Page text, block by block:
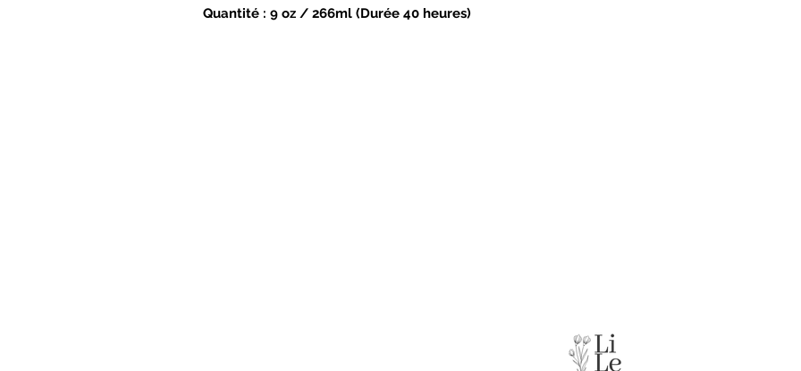
Quantité : 9 oz / 266ml (Durée 40 heures)